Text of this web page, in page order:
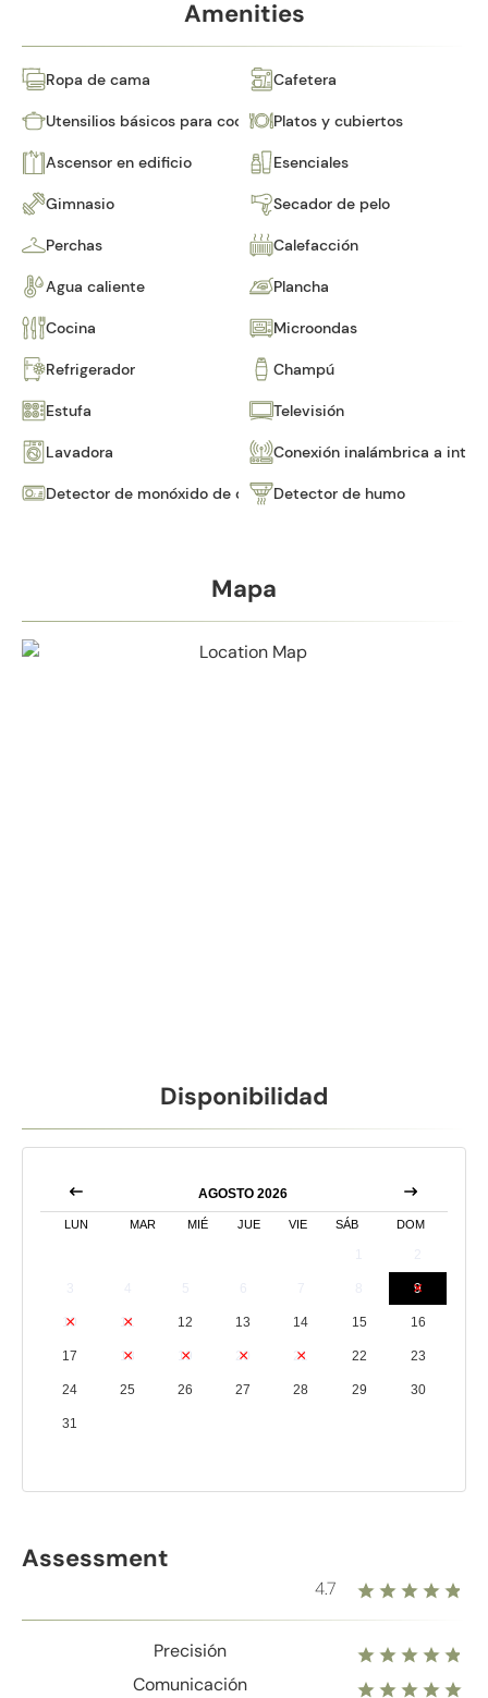
Amenities
Ropa de cama Cafetera
Utensilios básicos para cocinar Platos y cubiertos
Ascensor en edificio Esenciales
Gimnasio Secador de pelo
Perchas Calefacción
Agua caliente Plancha
Cocina Microondas
Refrigerador Champú
Estufa Televisión
Lavadora Conexión inalámbrica a
Detector de monóxido de carbonoDetector de humo
Mapa
Disponibilidad
AGOSTO 2026
LUN MAR MIÉ JUE VIE SÁB DOM
9
10 11 12 13 14 15 16
17 18 19 20 21 22 23
24 25 26 27 28 29 30
31
Assessment
4.7
Precisión
Comunicación